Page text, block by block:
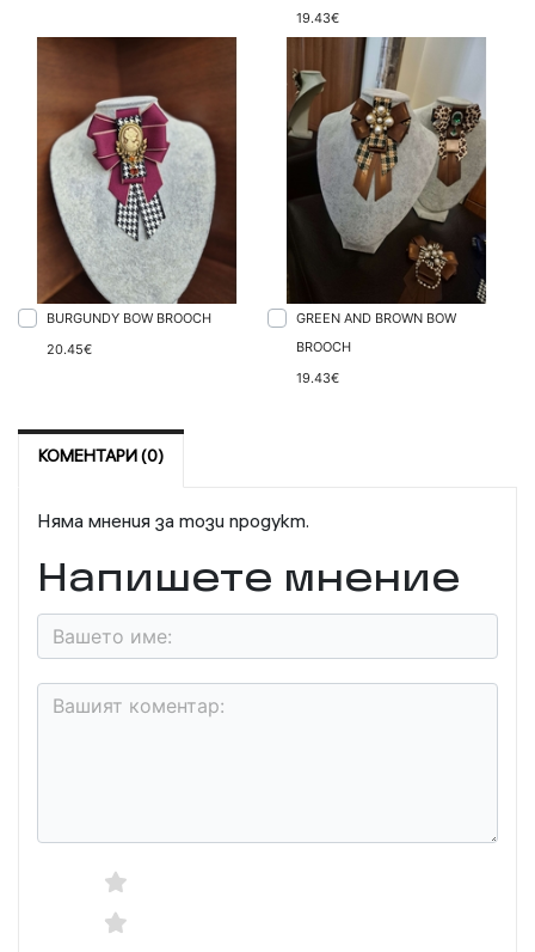
19.43€
BURGUNDY BOW BROOCH
20.45€
GREEN AND BROWN BOW
BROOCH
19.43€
КОМЕНТАРИ (0)
Няма мнения за този продукт.
Напишете мнение